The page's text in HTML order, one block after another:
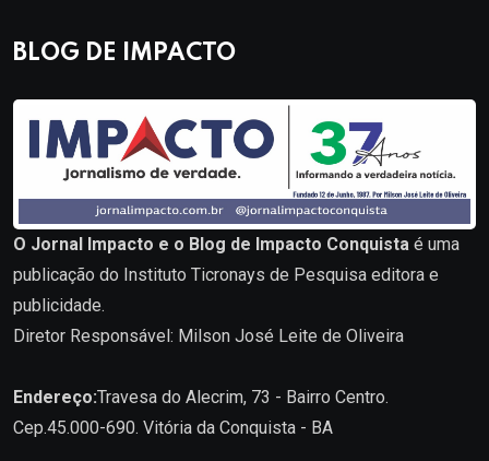
BLOG DE IMPACTO
O Jornal Impacto e o Blog de Impacto Conquista é uma
publicação do Instituto Ticronays de Pesquisa editora e
publicidade.
Diretor Responsável: Milson José Leite de Oliveira
Endereço:Travesa do Alecrim, 73 - Bairro Centro.
Cep.45.000-690. Vitória da Conquista - BA